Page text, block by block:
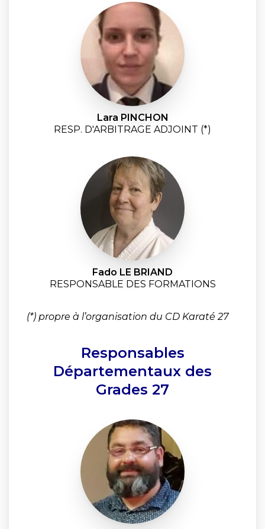
Lara PINCHON
RESP. D'ARBITRAGE ADJOINT (*)
Fado LE BRIAND
RESPONSABLE DES FORMATIONS
(*) propre à l’organisation du CD Karaté 27
Responsables
Départementaux des
Grades 27